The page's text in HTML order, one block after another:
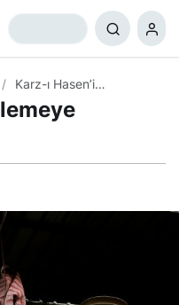
Karz-ı Hasen’i
+ 0 Paylaş